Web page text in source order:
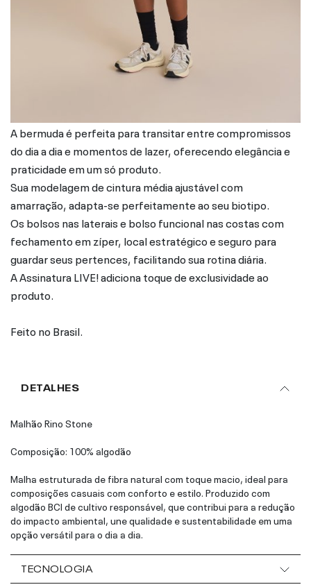
A bermuda é perfeita para transitar entre compromissos
do dia a dia e momentos de lazer, oferecendo elegância e
praticidade em um só produto.
Sua modelagem de cintura média ajustável com
amarração, adapta-se perfeitamente ao seu biotipo.
Os bolsos nas laterais e bolso funcional nas costas com
fechamento em zíper, local estratégico e seguro para
guardar seus pertences, facilitando sua rotina diária.
A Assinatura LIVE! adiciona toque de exclusividade ao
produto.
Feito no Brasil.
DETALHES
Malhão Rino Stone
Composição: 100% algodão
Malha estruturada de fibra natural com toque macio, ideal para
composições casuais com conforto e estilo. Produzido com
algodão BCI de cultivo responsável, que contribui para a redução
do impacto ambiental, une qualidade e sustentabilidade em uma
opção versátil para o dia a dia.
TECNOLOGIA